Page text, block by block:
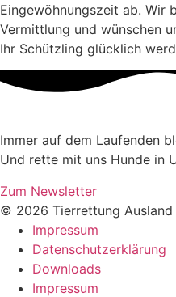
Eingewöhnungszeit ab. Wir
Vermittlung und wünschen
Ihr Schützling glücklich
Immer auf dem Laufenden
Und rette mit uns Hunde in
Zum Newsletter
© 2026 Tierrettung Ausland
Impressum
Datenschutzerklärung
Downloads
Impressum